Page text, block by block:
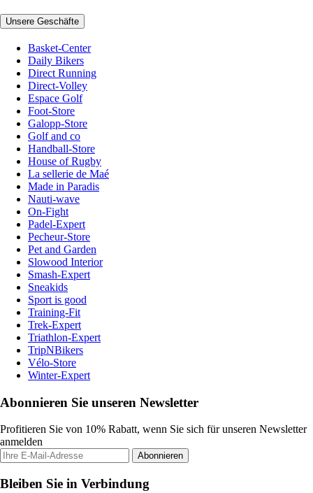
Unsere Geschäfte
Basket-Center
Daily Bikers
Direct Running
Direct-Volley
Espace Golf
Foot-Store
Galopp-Store
Golf and co
Handball-Store
House of Rugby
La sellerie de Maé
Made in Paradis
Nauti-wave
On-Fight
Padel-Expert
Pecheur-Store
Pet and Garden
Slowood Interior
Smash-Expert
Sneakids
Sport is good
Training-Fit
Trek-Expert
Triathlon-Expert
TripNBikers
Vélo-Store
Winter-Expert
Abonnieren Sie unseren Newsletter
Profitieren Sie von 10% Rabatt, wenn Sie sich für unseren Newsletter
anmelden
Abonnieren
Bleiben Sie in Verbindung